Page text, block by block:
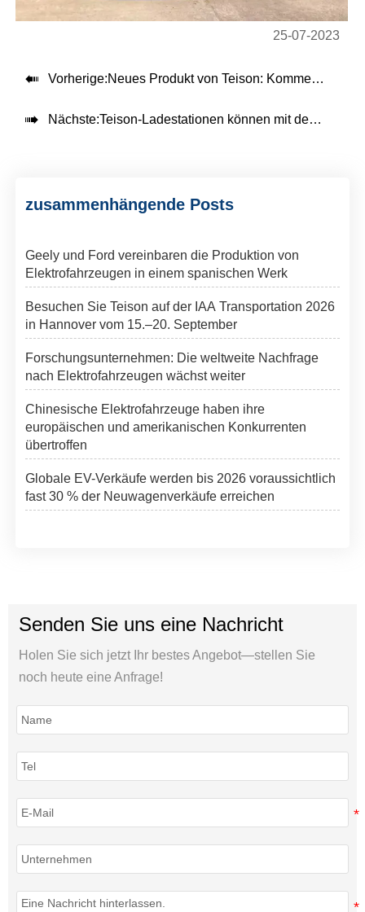
25-07-2023
 Vorherige:Neues Produkt von Teison: Kommerzielles AC-EV-Ladegerät mit Bodenständer
 Nächste:Teison-Ladestationen können mit dem OCPP ausgestattet werden
zusammenhängende Posts
Geely und Ford vereinbaren die Produktion von
Elektrofahrzeugen in einem spanischen Werk
Besuchen Sie Teison auf der IAA Transportation 2026
in Hannover vom 15.–20. September
Forschungsunternehmen: Die weltweite Nachfrage
nach Elektrofahrzeugen wächst weiter
Chinesische Elektrofahrzeuge haben ihre
europäischen und amerikanischen Konkurrenten
übertroffen
Globale EV-Verkäufe werden bis 2026 voraussichtlich
fast 30 % der Neuwagenverkäufe erreichen
Senden Sie uns eine Nachricht
Holen Sie sich jetzt Ihr bestes Angebot—stellen Sie
noch heute eine Anfrage!